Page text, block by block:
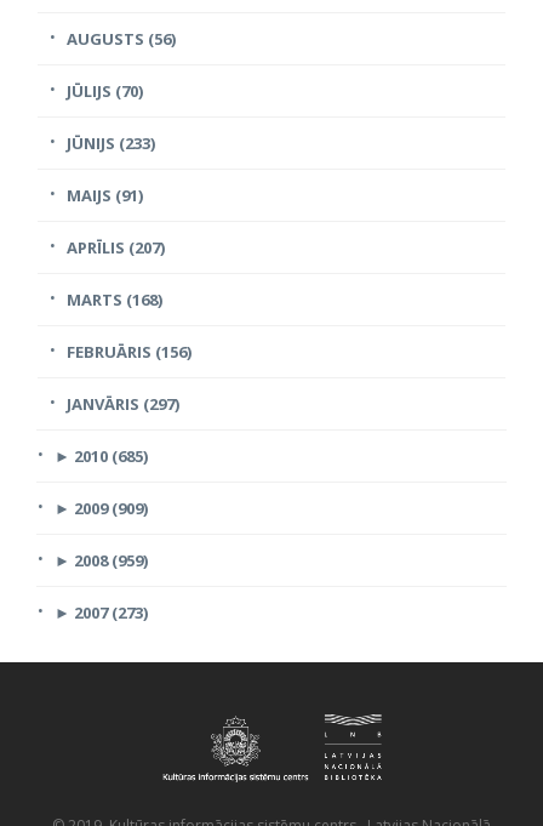
AUGUSTS (56)
JŪLIJS (70)
JŪNIJS (233)
MAIJS (91)
APRĪLIS (207)
MARTS (168)
FEBRUĀRIS (156)
JANVĀRIS (297)
► 2010 (685)
► 2009 (909)
► 2008 (959)
► 2007 (273)